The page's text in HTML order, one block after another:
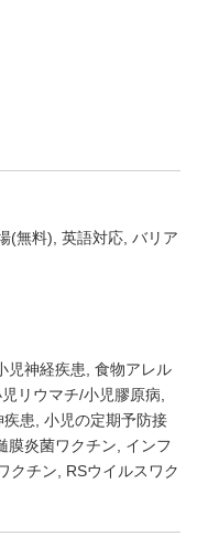
(無料) 英語対応 バリア
児神経疾患 食物アレル
リウマチ/小児膠原病
疾患 小児の定期予防接
膜炎菌ワクチン
インフ
クチン
RSウイルスワク